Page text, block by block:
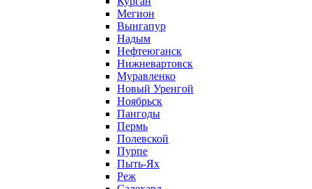
Мегион
Вынгапур
Надым
Нефтеюганск
Нижневартовск
Муравленко
Новый Уренгой
Ноябрьск
Пангоды
Пермь
Полевской
Пурпе
Пыть-Ях
Реж